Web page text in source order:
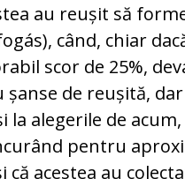
au reușit să
când, chiar
scor de 25%,
de reușită,
alegerile de
pentru
acestea au